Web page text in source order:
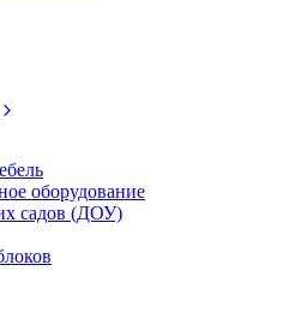
оборудование
садов (ДОУ)